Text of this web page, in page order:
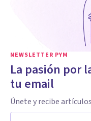
NEWSLETTER PYM
La pasión por
tu email
Únete y recibe